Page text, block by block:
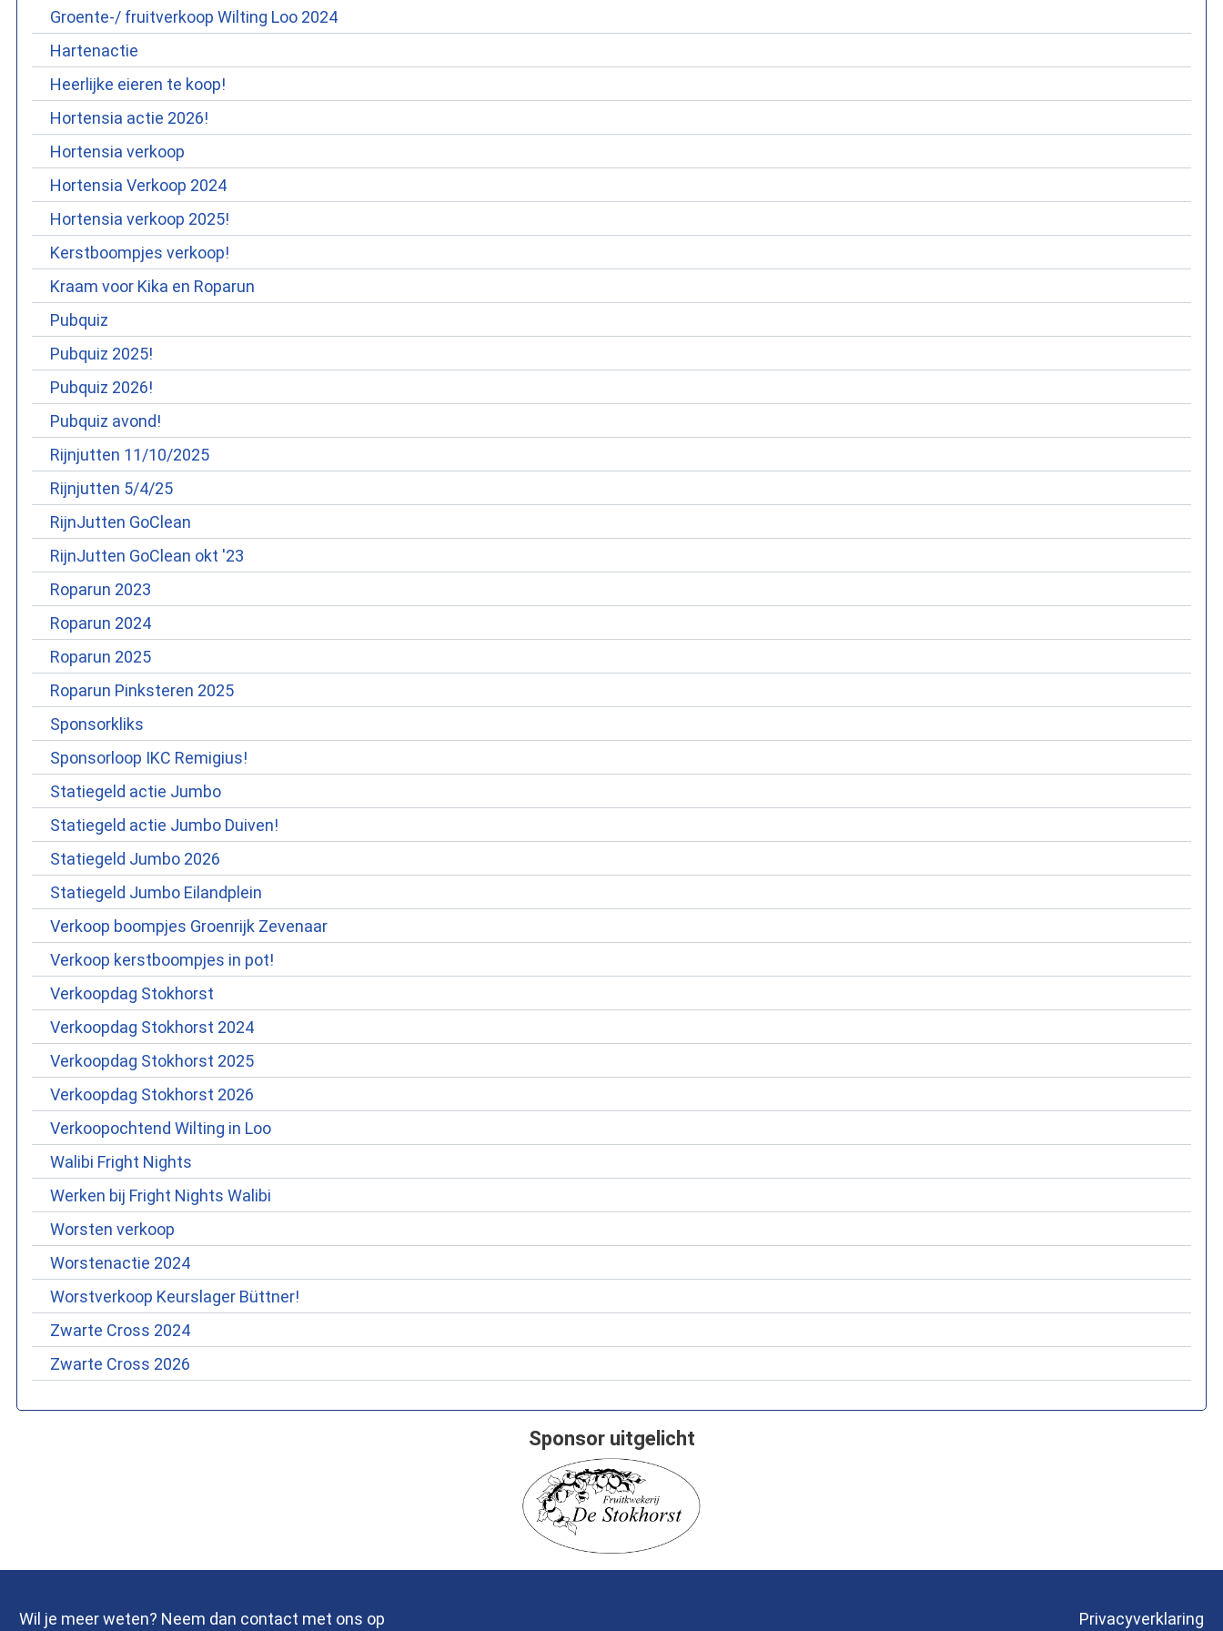
Groente-/ fruitverkoop Wilting Loo 2024
Hartenactie
Heerlijke eieren te koop!
Hortensia actie 2026!
Hortensia verkoop
Hortensia Verkoop 2024
Hortensia verkoop 2025!
Kerstboompjes verkoop!
Kraam voor Kika en Roparun
Pubquiz
Pubquiz 2025!
Pubquiz 2026!
Pubquiz avond!
Rijnjutten 11/10/2025
Rijnjutten 5/4/25
RijnJutten GoClean
RijnJutten GoClean okt '23
Roparun 2023
Roparun 2024
Roparun 2025
Roparun Pinksteren 2025
Sponsorkliks
Sponsorloop IKC Remigius!
Statiegeld actie Jumbo
Statiegeld actie Jumbo Duiven!
Statiegeld Jumbo 2026
Statiegeld Jumbo Eilandplein
Verkoop boompjes Groenrijk Zevenaar
Verkoop kerstboompjes in pot!
Verkoopdag Stokhorst
Verkoopdag Stokhorst 2024
Verkoopdag Stokhorst 2025
Verkoopdag Stokhorst 2026
Verkoopochtend Wilting in Loo
Walibi Fright Nights
Werken bij Fright Nights Walibi
Worsten verkoop
Worstenactie 2024
Worstverkoop Keurslager Büttner!
Zwarte Cross 2024
Zwarte Cross 2026
Sponsor uitgelicht
Wil je meer weten? Neem dan contact met ons op Privacyverklaring